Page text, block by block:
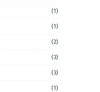
(1)
(1)
(2)
(3)
(3)
(1)